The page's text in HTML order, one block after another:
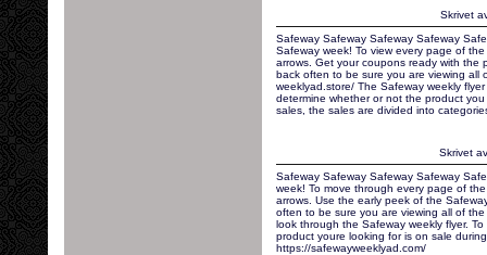
Skrivet
Safeway Safeway Safeway Safeway
Safeway week! To view every page of
arrows. Get your coupons ready with the
back often to be sure you are viewing all
weeklyad.store/ The Safeway weekly
determine whether or not the product
sales, the sales are divided into
Skrivet
Safeway Safeway Safeway Safeway
week! To move through every page of
arrows. Use the early peek of the
often to be sure you are viewing all of
look through the Safeway weekly flyer.
product youre looking for is on sale
https://safewayweeklyad.com/